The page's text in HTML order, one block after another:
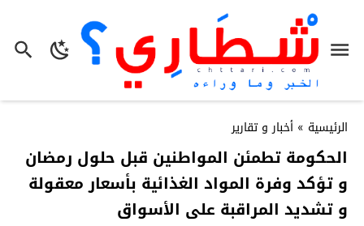
الرئيسية » أخبار و تقارير
الحكومة تطمئن المواطنين قبل حلول رمضان
و تؤكد وفرة المواد الغذائية بأسعار معقولة
و تشديد المراقبة على الأسواق